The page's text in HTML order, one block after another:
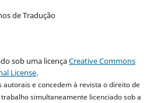
de Tradução
sob uma licençaCreative Commons
License.
e concedem à revista o direito de
simultaneamente licenciado sob a